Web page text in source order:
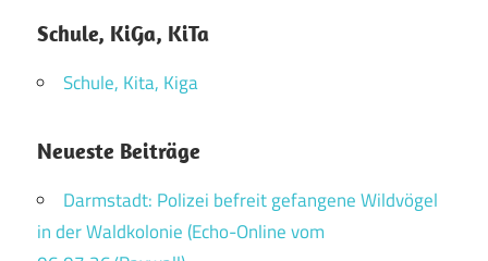
Schule, KiGa, KiTa
Schule, Kita, Kiga
Neueste Beiträge
Darmstadt: Polizei befreit gefangene Wildvögel
in der Waldkolonie (Echo-Online vom